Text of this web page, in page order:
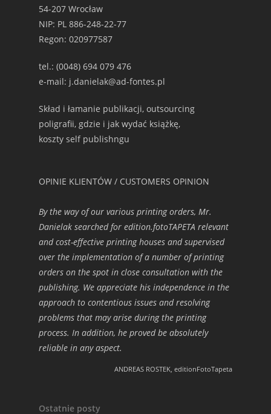
54-207 Wrocław
NIP: PL 886-248-22-77
Regon: 020977587
tel.: (0048) 694 079 476
e-mail: j.danielak@ad-fontes.pl
Skład i łamanie publikacji, outsourcing
poligrafii, gdzie i jak wydać książkę,
koszty self publishngu
OPINIE KLIENTÓW / CUSTOMERS OPINION
By the way of our various printing orders, Mr.
Danielak searched for edition.fotoTAPETA relevant
and cost-effective printing houses and supervised
over the implementation of a number of printing
orders on the spot in close consultation with the
publishing. We appreciate his independence in the
approach to contentious issues and resolving
problems that may arise during the printing
process. In addition, he proved be absolutely
reliable in any aspect.
ANDREAS ROSTEK, editionFotoTapeta
Ostatnie posty